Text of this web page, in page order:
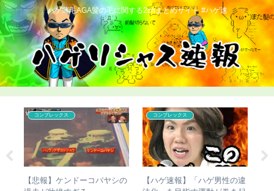
ハゲ薄毛AGA髪の毛に関する2chまとめサイト #ハゲ速
コンプレックス
【悲報】ケンドーコバヤシの
コンプレックス
【ハゲ速報】「ハゲ男性の違